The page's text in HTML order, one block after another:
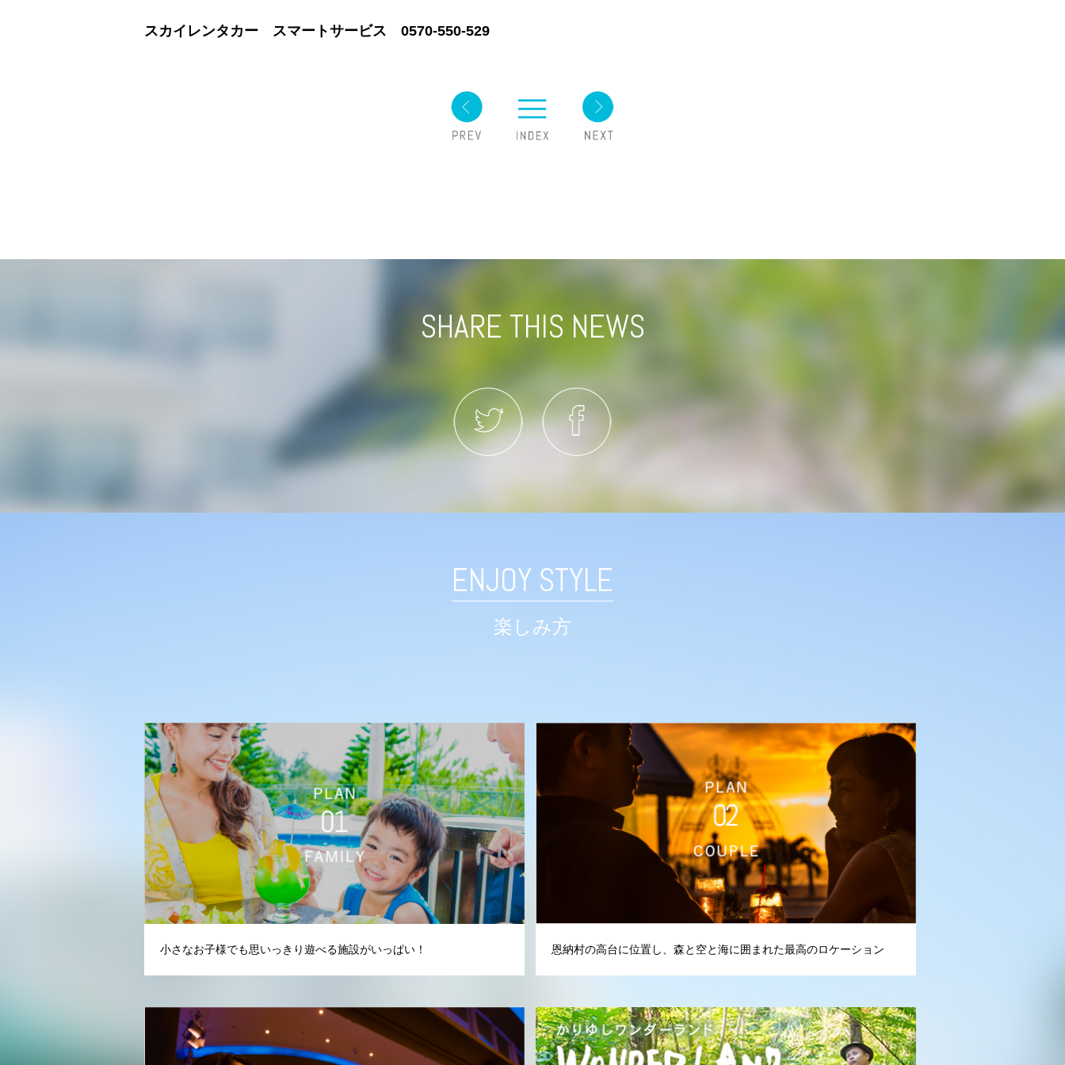
スカイレンタカー スマートサービス 0570-550-529
SHARE THIS NEWS
ENJOY STYLE
楽しみ方
小さなお子様でも思いっきり遊べる施設がいっぱい！ 恩納村の高台に位置し、森と空と海に囲まれた最高のロケーション